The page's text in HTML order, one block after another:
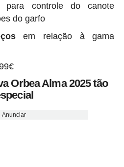
para controle do canote
do garfo
em relação à gama
Orbea Alma 2025 tão
Anunciar